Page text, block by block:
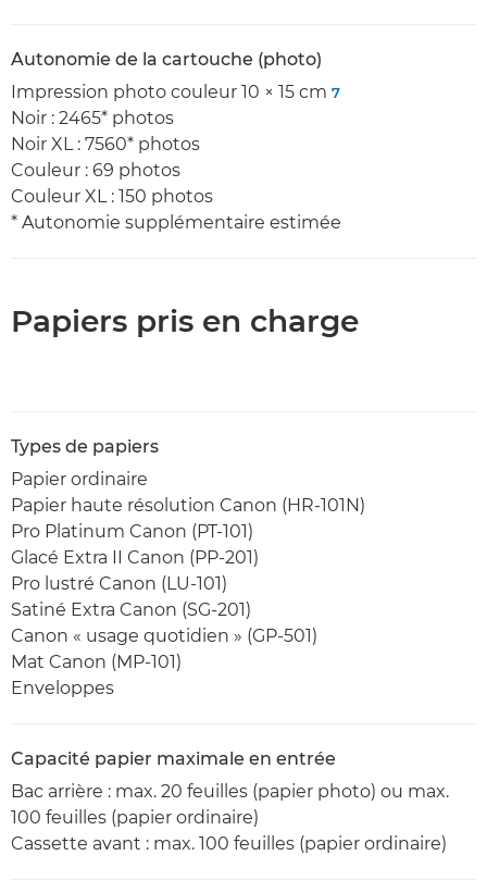
Autonomie de la cartouche (photo)
Impression photo couleur 10 × 15 cm 7
Noir : 2465* photos
Noir XL : 7560* photos
Couleur : 69 photos
Couleur XL : 150 photos
* Autonomie supplémentaire estimée
Papiers pris en charge
Types de papiers
Papier ordinaire
Papier haute résolution Canon (HR-101N)
Pro Platinum Canon (PT-101)
Glacé Extra II Canon (PP-201)
Pro lustré Canon (LU-101)
Satiné Extra Canon (SG-201)
Canon « usage quotidien » (GP-501)
Mat Canon (MP-101)
Enveloppes
Capacité papier maximale en entrée
Bac arrière : max. 20 feuilles (papier photo) ou max.
100 feuilles (papier ordinaire)
Cassette avant : max. 100 feuilles (papier ordinaire)